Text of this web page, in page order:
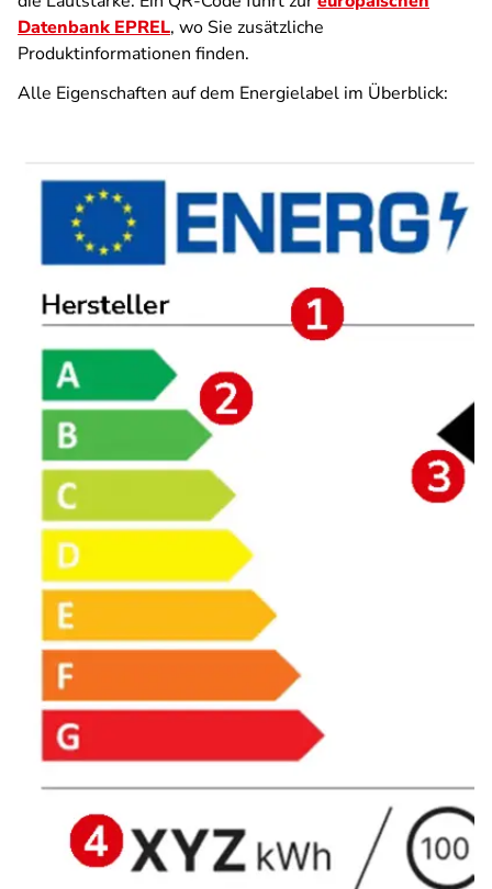
Datenbank EPREL, wo Sie zusätzliche
Produktinformationen finden.
Alle Eigenschaften auf dem Energielabel im Überblick: